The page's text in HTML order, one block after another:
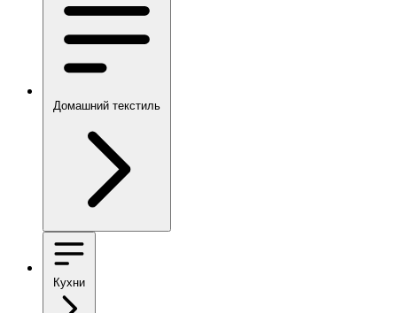
Домашний текстиль
Кухни